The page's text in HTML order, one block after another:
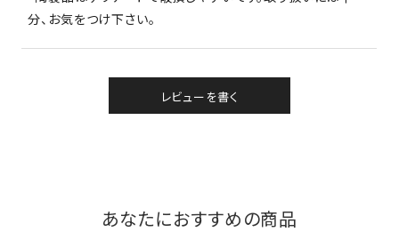
分、お気をつけ下さい。
レビューを書く
あなたにおすすめの商品